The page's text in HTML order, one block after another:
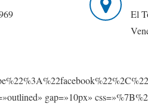
El
gap=»10px»